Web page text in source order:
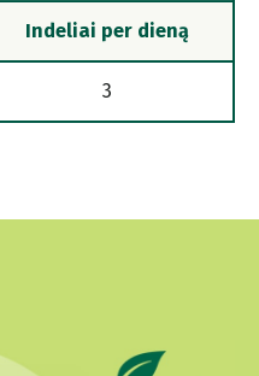
Indeliai per dieną
3